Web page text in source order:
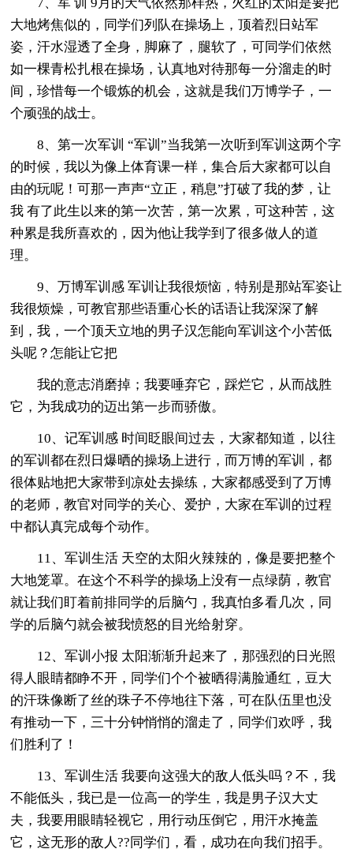
大地烤焦似的，同学们列队在操场上，顶着烈日站军
姿，汗水湿透了全身，脚麻了，腿软了，可同学们依然
如一棵青松扎根在操场，认真地对待那每一分溜走的时
间，珍惜每一个锻炼的机会，这就是我们万博学子，一
个顽强的战士。
8、第一次军训 “军训”当我第一次听到军训这两个字
的时候，我以为像上体育课一样，集合后大家都可以自
由的玩呢！可那一声声“立正，稍息”打破了我的梦，让
我 有了此生以来的第一次苦，第一次累，可这种苦，这
种累是我所喜欢的，因为他让我学到了很多做人的道
理。
9、万博军训感 军训让我很烦恼，特别是那站军姿让
我很烦燥，可教官那些语重心长的话语让我深深了解
到，我，一个顶天立地的男子汉怎能向军训这个小苦低
头呢？怎能让它把
我的意志消磨掉；我要唾弃它，踩烂它，从而战胜
它，为我成功的迈出第一步而骄傲。
10、记军训感 时间眨眼间过去，大家都知道，以往
的军训都在烈日爆晒的操场上进行，而万博的军训，都
很体贴地把大家带到凉处去操练，大家都感受到了万博
的老师，教官对同学的关心、爱护，大家在军训的过程
中都认真完成每个动作。
11、军训生活 天空的太阳火辣辣的，像是要把整个
大地笼罩。在这个不科学的操场上没有一点绿荫，教官
就让我们盯着前排同学的后脑勺，我真怕多看几次，同
学的后脑勺就会被我愤怒的目光给射穿。
12、军训小报 太阳渐渐升起来了，那强烈的日光照
得人眼睛都睁不开，同学们个个被晒得满脸通红，豆大
的汗珠像断了丝的珠子不停地往下落，可在队伍里也没
有推动一下，三十分钟悄悄的溜走了，同学们欢呼，我
们胜利了！
13、军训生活 我要向这强大的敌人低头吗？不，我
不能低头，我已是一位高一的学生，我是男子汉大丈
夫，我要用眼睛轻视它，用行动压倒它，用汗水掩盖
它，这无形的敌人??同学们，看，成功在向我们招手。